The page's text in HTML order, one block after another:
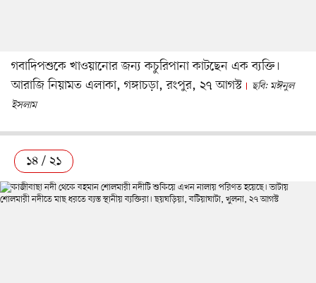
গবাদিপশুকে খাওয়ানোর জন্য কচুরিপানা কাটছেন এক ব্যক্তি।
আরাজি নিয়ামত এলাকা, গঙ্গাচড়া, রংপুর, ২৭ আগস্ট
ছবি: মঈনুল
ইসলাম
১৪ / ২১